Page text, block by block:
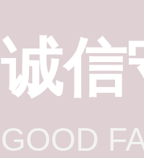
诚信
GOOD